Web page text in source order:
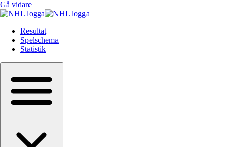
Gå vidare
Resultat
Spelschema
Statistik